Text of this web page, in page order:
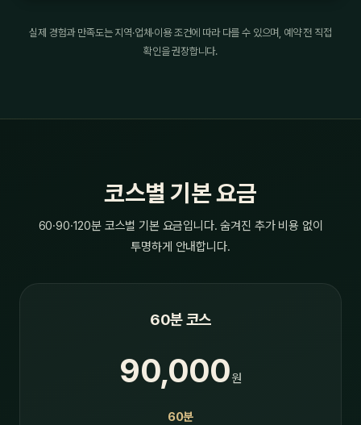
실제 경험과 만족도는 지역·업체·이용 조건에 따라 다를 수 있으며, 예약 전 직접
확인을 권장합니다.
코스별 기본 요금
60·90·120분 코스별 기본 요금입니다. 숨겨진 추가 비용 없이
투명하게 안내합니다.
60분 코스
90,000원
60분